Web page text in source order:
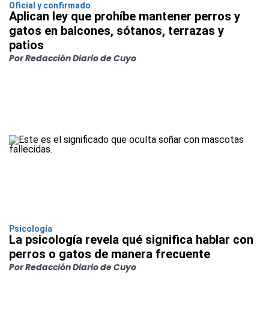
Oficial y confirmado
Aplican ley que prohíbe mantener perros y
gatos en balcones, sótanos, terrazas y
patios
Por Redacción Diario de Cuyo
Psicología
La psicología revela qué significa hablar con
perros o gatos de manera frecuente
Por Redacción Diario de Cuyo